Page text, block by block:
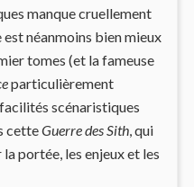
de la Force par
se repentir
et cause pour les
4 dans l’antre d’Exar
trop simpliste !
le fait qu’il soit
manque cruellement
néanmoins bien mieux
tomes (et la fameuse
particulièrement
scénaristiques
cetteGuerre des Sith, qui
portée, les enjeux et les